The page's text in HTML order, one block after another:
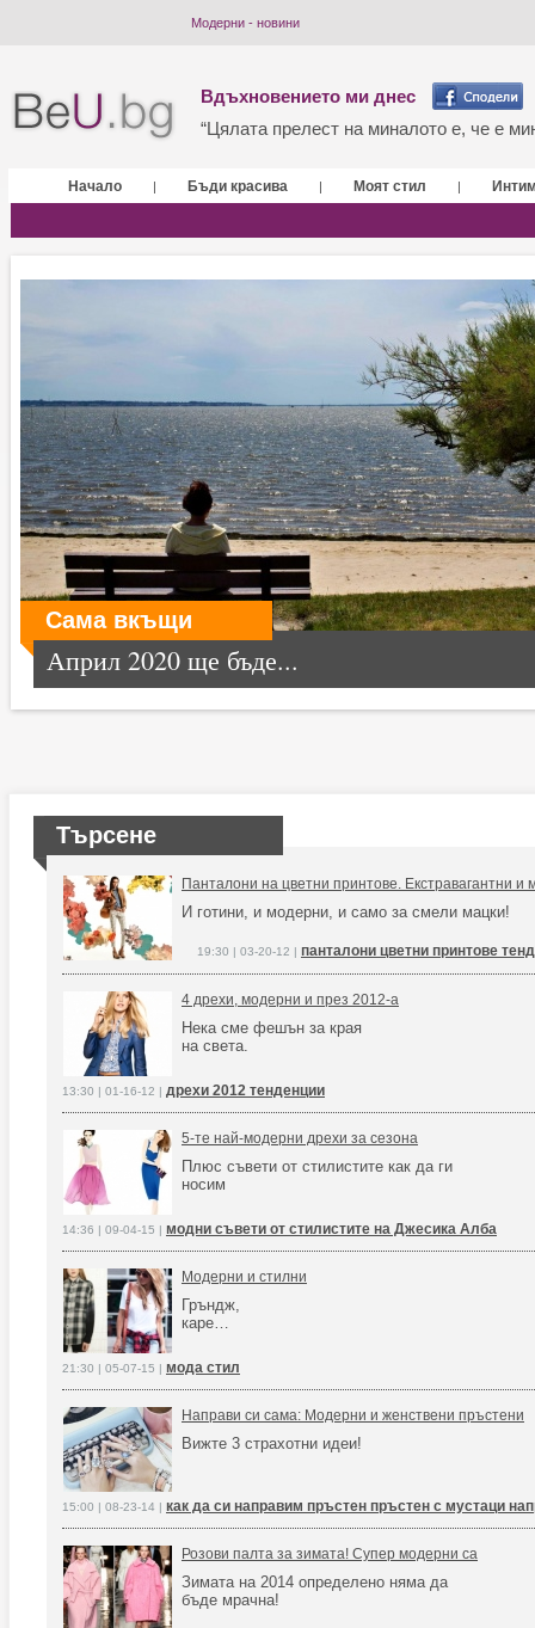
Модерни - новини
Вдъхновението ми днес
“Цялата прелест на миналото е, че е
Начало | Бъди красива | Моят стил |
Сама вкъщи
Април 2020 ще бъде...
Търсене
Панталони на цветни принтове. Екстравагантни и
И готини, и модерни, и само за смели мацки!
19:30 | 03-20-12 | панталони цветни принтове
4 дрехи, модерни и през 2012-а
Нека сме фешън за края
на света.
13:30 | 01-16-12 | дрехи 2012 тенденции
5-те най-модерни дрехи за сезонa
Плюс съвети от стилистите как да ги
носим
14:36 | 09-04-15 | модни съвети от стилистите на Джесика Алба
Модерни и стилни
Гръндж,
каре…
21:30 | 05-07-15 | мода стил
Направи си сама: Модерни и женствени пръстени
Вижте 3 страхотни идеи!
15:00 | 08-23-14 | как да си направим пръстен пръстен с мустаци
Розови палта за зимата! Супер модерни са
Зимата на 2014 определено няма да
бъде мрачна!